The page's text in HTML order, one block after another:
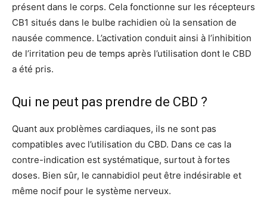
présent dans le corps. Cela fonctionne sur les récepteurs
CB1 situés dans le bulbe rachidien où la sensation de
nausée commence. L’activation conduit ainsi à l’inhibition
de l’irritation peu de temps après l’utilisation dont le CBD
a été pris.
Qui ne peut pas prendre de CBD ?
Quant aux problèmes cardiaques, ils ne sont pas
compatibles avec l’utilisation du CBD. Dans ce cas la
contre-indication est systématique, surtout à fortes
doses. Bien sûr, le cannabidiol peut être indésirable et
même nocif pour le système nerveux.